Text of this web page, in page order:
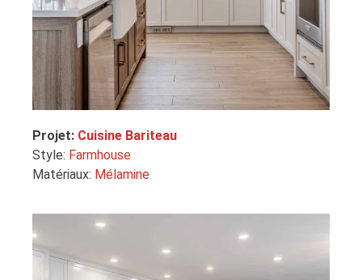
Projet: Cuisine Bariteau
Style: Farmhouse
Matériaux: Mélamine